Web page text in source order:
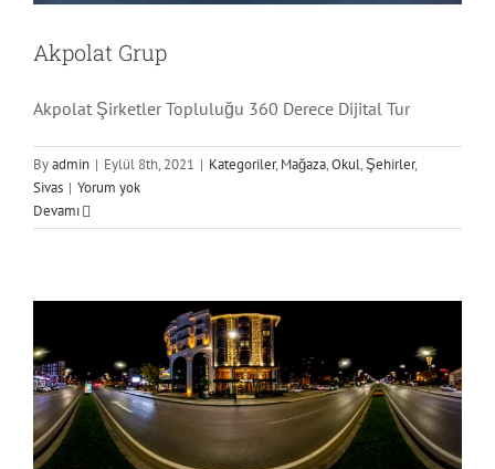
Akpolat Grup
Akpolat Şirketler Topluluğu 360 Derece Dijital Tur
Byadmin | Eylül 8th, 2021 | Kategoriler, Mağaza,Okul,Şehirler,
Sivas | Yorum yok
Devamı
Malia Otel